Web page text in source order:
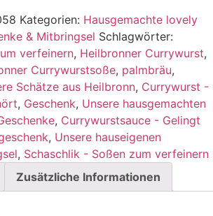
Kategorien: Hausgemachte lovely
& Mitbringsel Schlagwörter:
verfeinern, Heilbronner Currywurst,
Currywurstsoße, palmbräu,
Schätze aus Heilbronn, Currywurst -
, Geschenk, Unsere hausgemachten
, Currywurstsauce - Gelingt
, Unsere hauseigenen
, Schaschlik - Soßen zum verfeinern
Zusätzliche Informationen